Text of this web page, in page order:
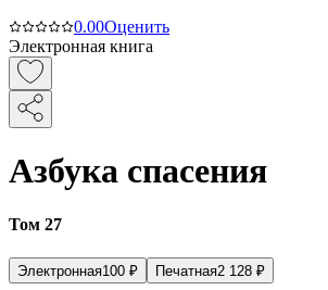
0.00Оценить
Электронная книга
Азбука спасения
Том 27
Электронная100 ₽ Печатная2 128 ₽